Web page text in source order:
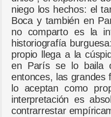
niego los hechos: el
Boca y también en
no comparto es la
historiografía
propio llega a la
en París se lo baila
entonces, las grandes
lo aceptan como
interpretación es
contrarrestar